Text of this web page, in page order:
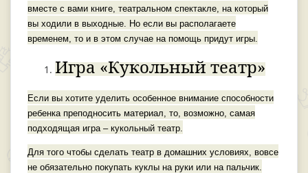
вместе с вами книге, театральном спектакле, на который
вы ходили в выходные. Но если вы располагаете
временем, то и в этом случае на помощь придут игры.
Игра «Кукольный театр»
Если вы хотите уделить особенное внимание способности
ребенка преподносить материал, то, возможно, самая
подходящая игра – кукольный театр.
Для того чтобы сделать театр в домашних условиях, вовсе
не обязательно покупать куклы на руки или на пальчик.